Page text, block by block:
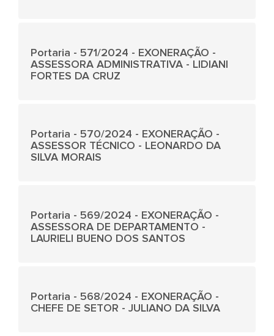
Portaria - 571/2024 - EXONERAÇÃO -
ASSESSORA ADMINISTRATIVA - LIDIANI
FORTES DA CRUZ
Portaria - 570/2024 - EXONERAÇÃO -
ASSESSOR TÉCNICO - LEONARDO DA
SILVA MORAIS
Portaria - 569/2024 - EXONERAÇÃO -
ASSESSORA DE DEPARTAMENTO -
LAURIELI BUENO DOS SANTOS
Portaria - 568/2024 - EXONERAÇÃO -
CHEFE DE SETOR - JULIANO DA SILVA